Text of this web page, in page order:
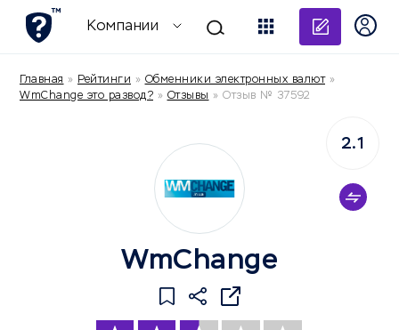
Компании
Главная » Рейтинги » Обменники электронных валют»
WmChange это развод? » Отзывы » Отзыв № 37592
WmChange
2.1